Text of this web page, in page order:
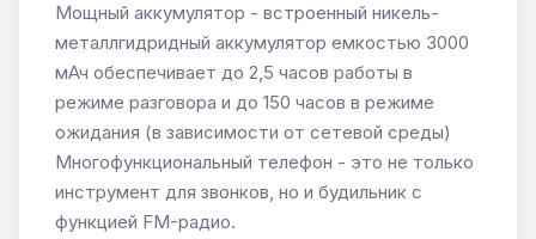
Мощный аккумулятор - встроенный никель-
металлгидридный аккумулятор емкостью 3000
мАч обеспечивает до 2,5 часов работы в
режиме разговора и до 150 часов в режиме
ожидания (в зависимости от сетевой среды)
Многофункциональный телефон - это не только
инструмент для звонков, но и будильник с
функцией FM-радио.